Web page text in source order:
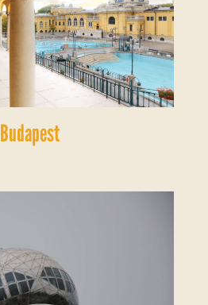
Budapest